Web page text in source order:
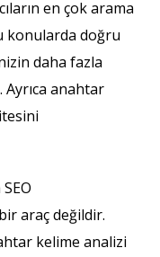
en çok arama
konularda doğru
daha fazla
anahtar
araç değildir.
kelime analizi